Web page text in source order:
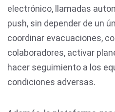
electrónico, llamadas
push, sin depender de un
coordinar evacuaciones,
colaboradores, activar
hacer seguimiento a los
condiciones adversas.